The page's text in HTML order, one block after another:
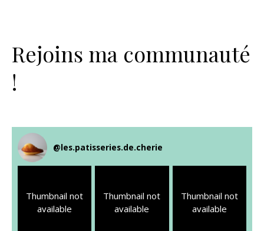
Rejoins ma communauté
!
@les.patisseries.de.cherie
Thumbnail not
available
Thumbnail not
available
Thumbnail not
available